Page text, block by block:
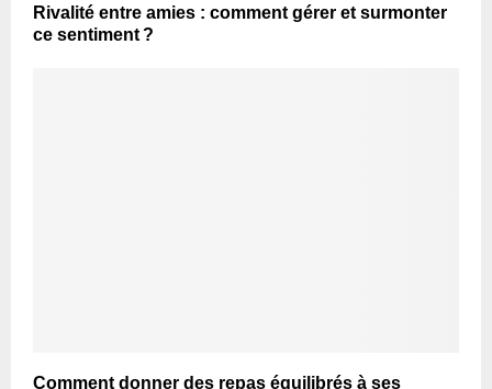
Rivalité entre amies : comment gérer et surmonter
ce sentiment ?
Comment donner des repas équilibrés à ses